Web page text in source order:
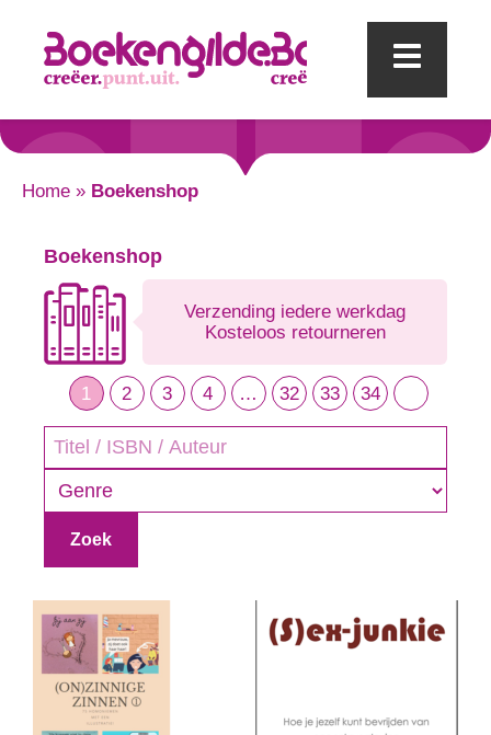
Home » Boekenshop
Boekenshop
Genre
Zoek
Verzending iedere werkdag
Kosteloos retourneren
1 2 3 4 … 32 33 34